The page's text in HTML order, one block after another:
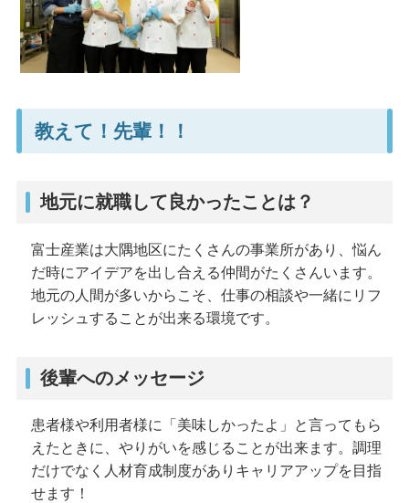
教えて！先輩！！
地元に就職して良かったことは？
富士産業は大隅地区にたくさんの事業所があり、悩ん
だ時にアイデアを出し合える仲間がたくさんいます。
地元の人間が多いからこそ、仕事の相談や一緒にリフ
レッシュすることが出来る環境です。
後輩へのメッセージ
患者様や利用者様に「美味しかったよ」と言ってもら
えたときに、やりがいを感じることが出来ます。調理
だけでなく人材育成制度がありキャリアアップを目指
せます！